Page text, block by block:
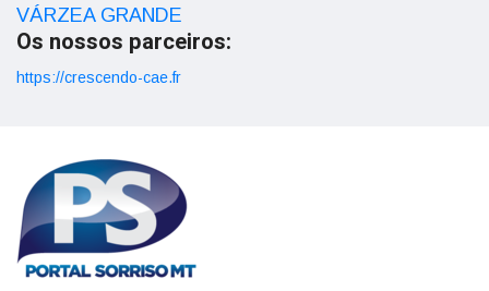
VÁRZEA GRANDE
Os nossos parceiros:
https://crescendo-cae.fr